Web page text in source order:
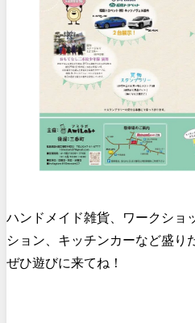
ハンドメイド雑貨、ワークショ
ション、キッチンカーなど盛り
ぜひ遊びに来てね！